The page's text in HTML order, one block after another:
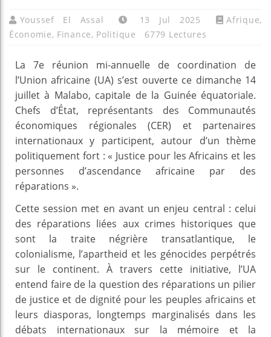
Youssef El Assal 13 Jul 2025 Afrique,
Économie, Finance, Politique 6779 Lectures
La 7e réunion mi-annuelle de coordination de
l’Union africaine (UA) s’est ouverte ce dimanche 14
juillet à Malabo, capitale de la Guinée équatoriale.
Chefs d’État, représentants des Communautés
économiques régionales (CER) et partenaires
internationaux y participent, autour d’un thème
politiquement fort : « Justice pour les Africains et les
personnes d’ascendance africaine par des
réparations ».
Cette session met en avant un enjeu central : celui
des réparations liées aux crimes historiques que
sont la traite négrière transatlantique, le
colonialisme, l’apartheid et les génocides perpétrés
sur le continent. À travers cette initiative, l’UA
entend faire de la question des réparations un pilier
de justice et de dignité pour les peuples africains et
leurs diasporas, longtemps marginalisés dans les
débats internationaux sur la mémoire et la